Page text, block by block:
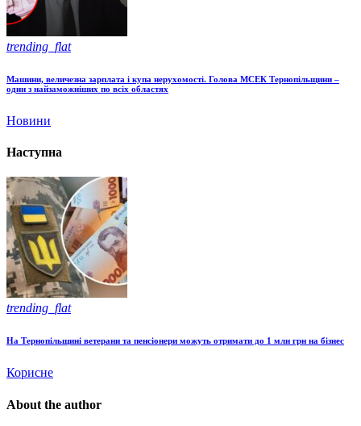
trending_flat
Машини, величезна зарплата і купа нерухомості. Голова МСЕК Тернопільщини –
один з найзаможніших по всіх областях
Новини
Наступна
trending_flat
На Тернопільщині ветерани та пенсіонери можуть отримати до 1 млн грн на бізнес
Корисне
About the author